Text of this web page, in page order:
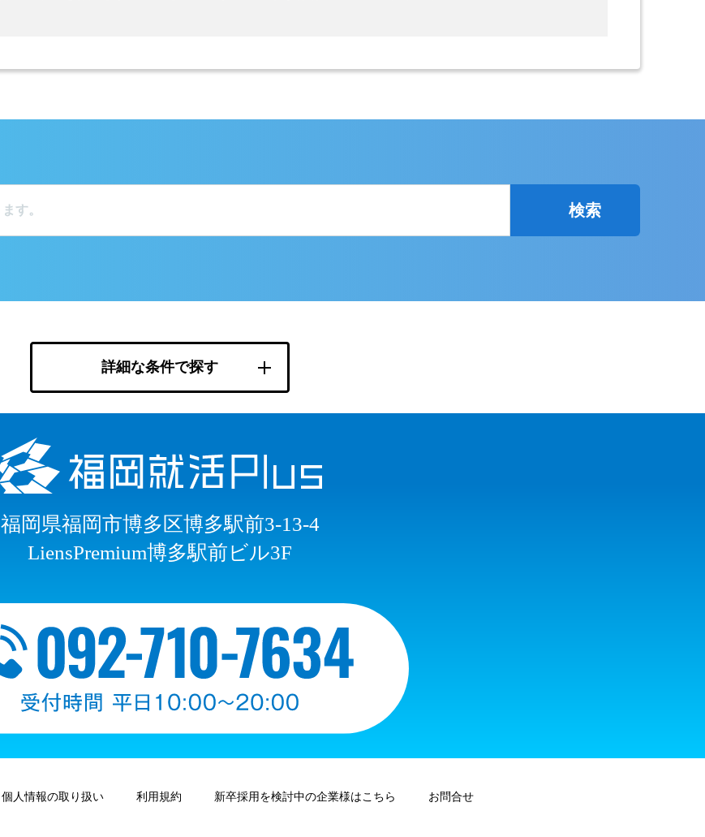
詳細な条件で探す
福岡県福岡市博多区博多駅前3-13-4
LiensPremium博多駅前ビル3F
個人情報の取り扱い 利用規約 新卒採用を検討中の企業様はこちら お問合せ